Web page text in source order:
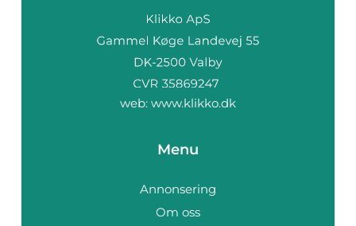
web: www.klikko.dk
Menu
Annonsering
Om oss